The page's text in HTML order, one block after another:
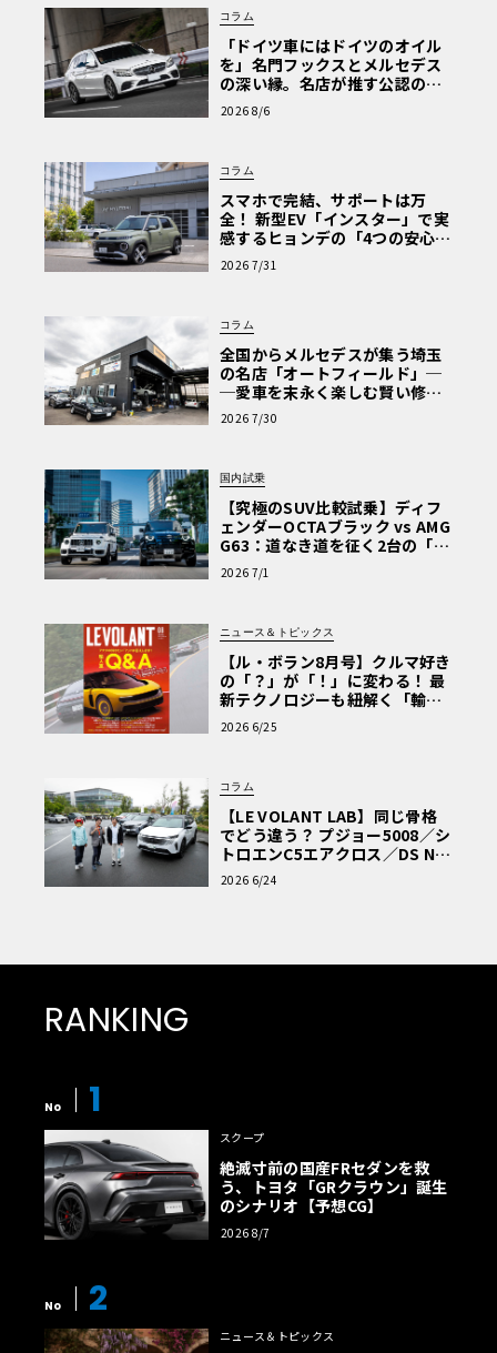
コラム
「ドイツ車にはドイツのオイル
を」名門フックスとメルセデス
の深い縁。名店が推す公認の安
心と、Cクラスで味わうシルキー
な走り〈PR〉
2026 8/6
コラム
スマホで完結、サポートは万
全！ 新型EV「インスター」で実
感するヒョンデの「4つの安心」
【第1回・ヒョンデ6つの疑問：
Why? Hyundai?】〈PR〉
2026 7/31
コラム
全国からメルセデスが集う埼玉
の名店「オートフィールド」─
─愛車を末永く楽しむ賢い修理
術と、プロがフックス製オイル
を選ぶ理由〈PR〉
2026 7/30
国内試乗
【究極のSUV比較試乗】ディフ
ェンダーOCTAブラック vs AMG
G63：道なき道を征く2台の「対
極的アプローチ」
2026 7/1
ニュース＆トピックス
【ル・ボラン8月号】クルマ好き
の「？」が「！」に変わる！ 最
新テクノロジーも紐解く「輸入
車Q&A」
2026 6/25
コラム
【LE VOLANT LAB】同じ骨格
でどう違う？ プジョー5008／シ
トロエンC5エアクロス／DS Nº4
読者一気乗りレポート
2026 6/24
RANKING
No 1
スクープ
絶滅寸前の国産FRセダンを救
う、トヨタ「GRクラウン」誕生
のシナリオ【予想CG】
2026 8/7
No 2
ニュース＆トピックス